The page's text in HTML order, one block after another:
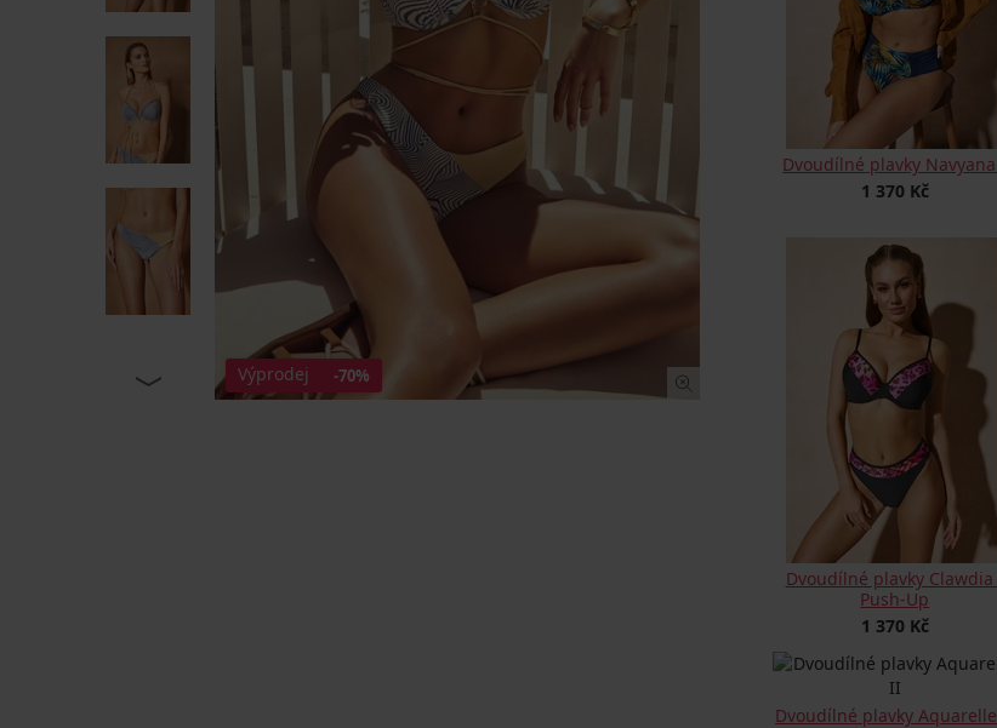
Výprodej -70%
Dvoudílné plavky
1 370 Kč
Dvoudílné plavky Clawdia
Push-Up
1 370 Kč
Dvoudílné plavky